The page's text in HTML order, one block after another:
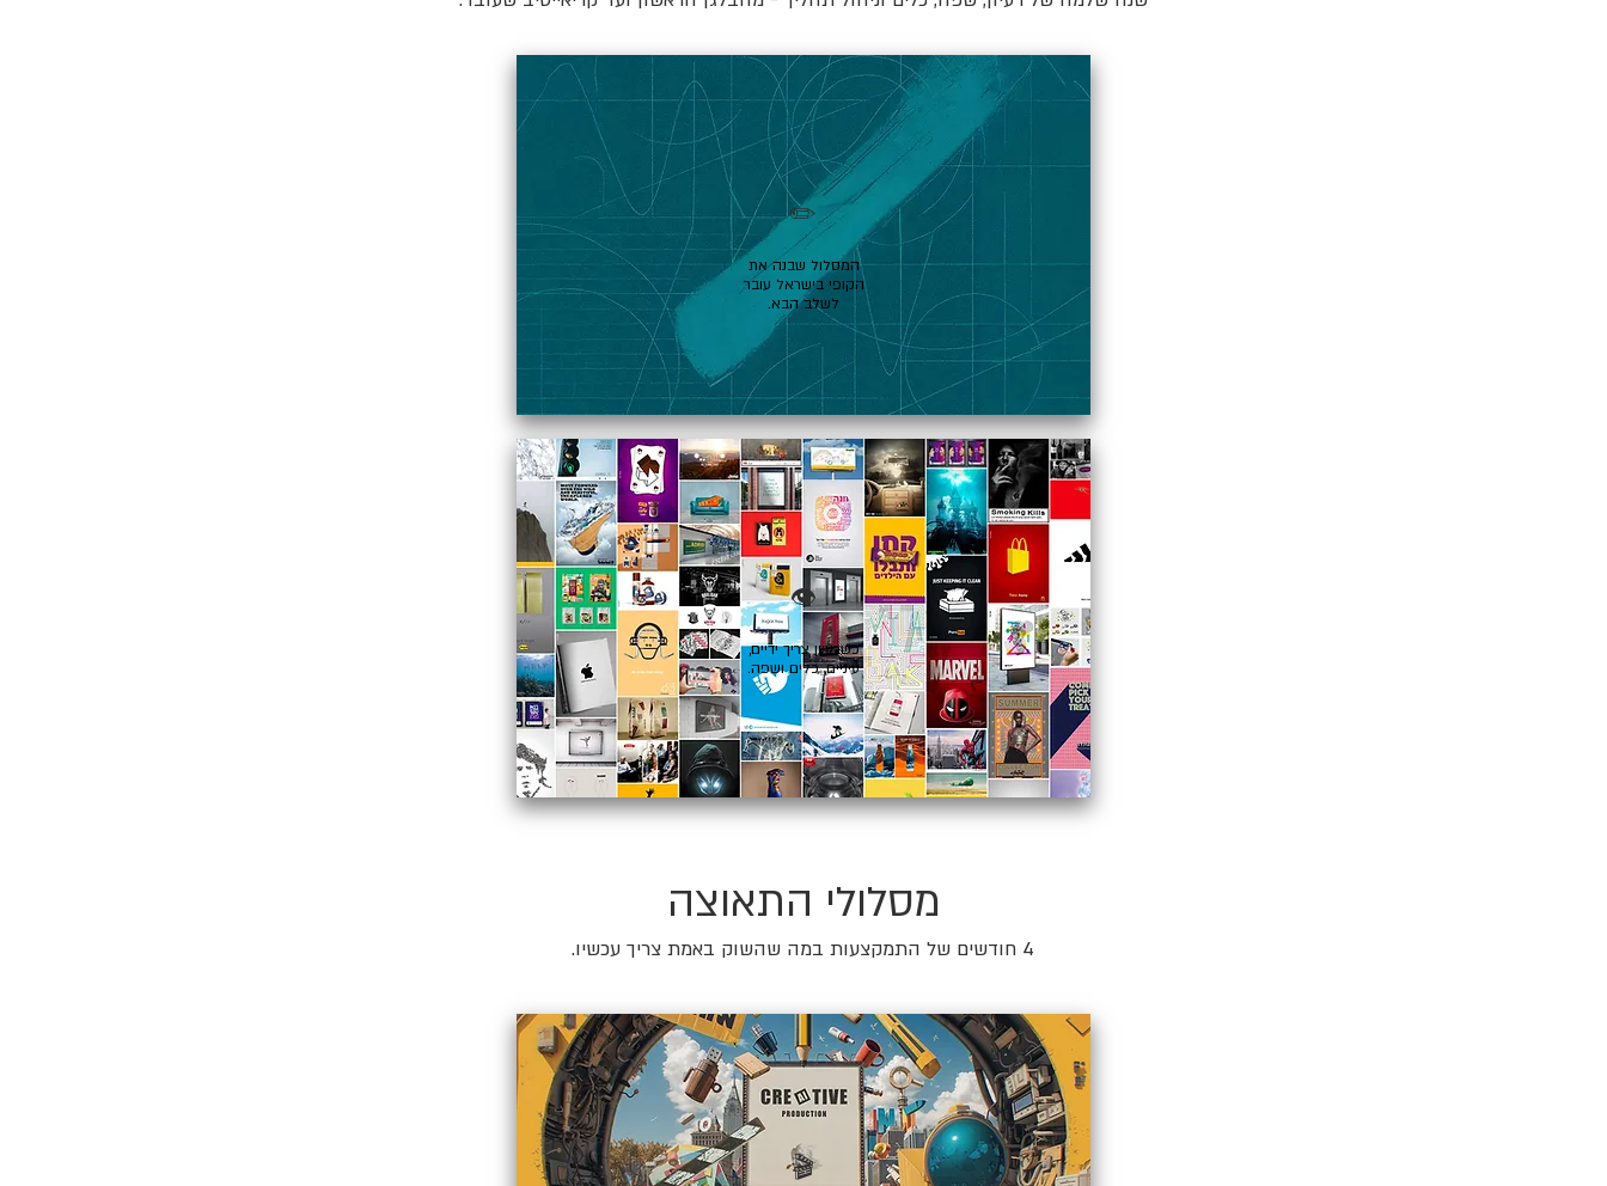
✏️
המסלול שבנה את
הקופי בישראל עובר
לשלב הבא.
👁️
כשרעיון צריך ידיים,
עיניים, כלים ושפה.
מסלולי התאוצה
4 חודשים של התמקצעות במה שהשוק באמת צריך עכשיו.
🎬